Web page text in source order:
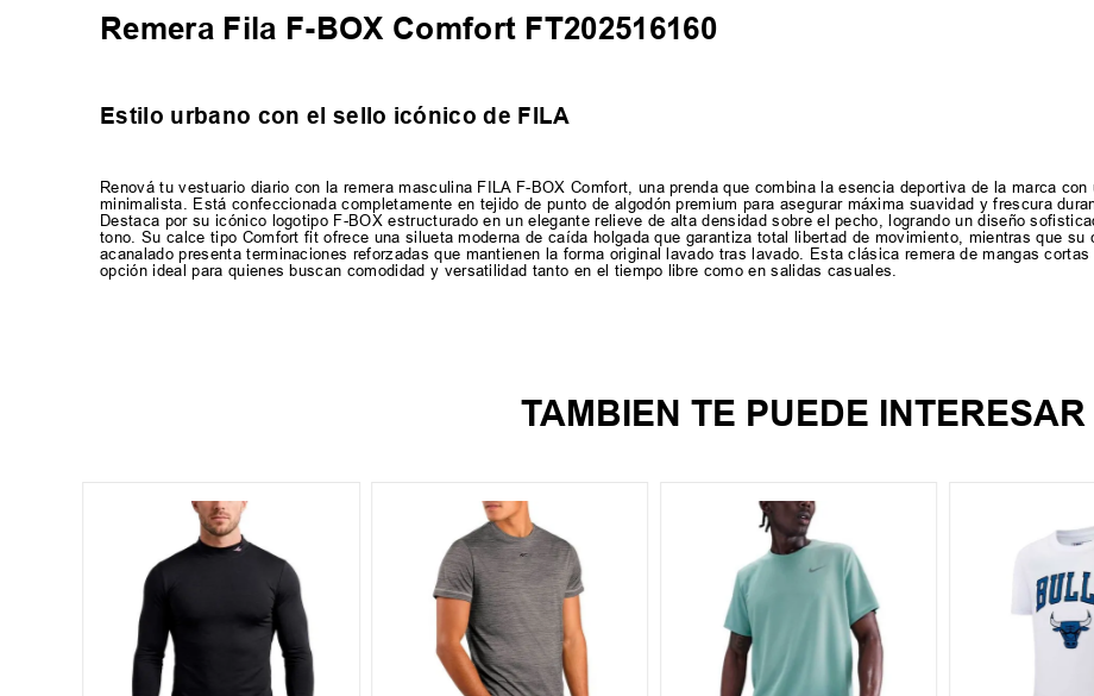
Remera Fila F-BOX Comfort FT202516160
Estilo urbano con el sello icónico de FILA
Renová tu vestuario diario con la remera masculina FILA F-BOX Comfort, una prenda que combina la esencia deportiva de la marca
minimalista. Está confeccionada completamente en tejido de punto de algodón premium para asegurar máxima suavidad y frescura
Destaca por su icónico logotipo F-BOX estructurado en un elegante relieve de alta densidad sobre el pecho, logrando un diseño
tono. Su calce tipo Comfort fit ofrece una silueta moderna de caída holgada que garantiza total libertad de movimiento, mientras que su
acanalado presenta terminaciones reforzadas que mantienen la forma original lavado tras lavado. Esta clásica remera de mangas
opción ideal para quienes buscan comodidad y versatilidad tanto en el tiempo libre como en salidas casuales.
TAMBIEN TE PUEDE INTERESAR